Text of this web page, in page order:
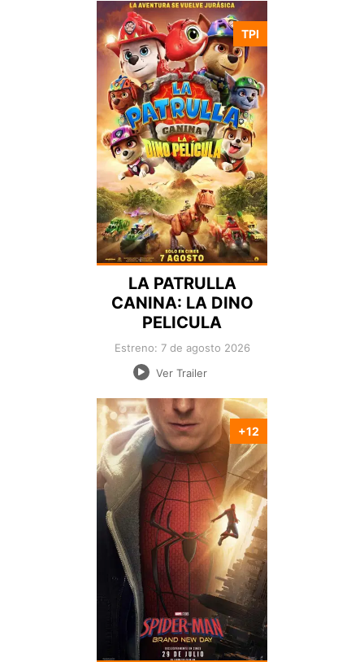
TPI
LA PATRULLA
CANINA: LA DINO
PELICULA
Estreno: 7 de agosto 2026
Ver Trailer
Nacionalidad:
Director:
Estreno:
Genero:
Duración:
+12
Nacionalidad:
Director:
Estreno:
Genero:
Duración: